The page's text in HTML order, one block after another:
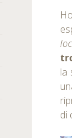
la
di